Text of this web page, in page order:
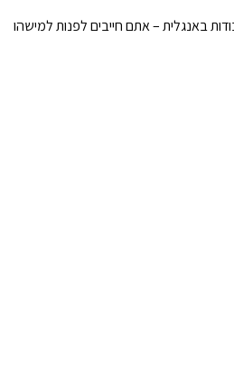
באנגלית – אתם חייבים לפנות למישהו